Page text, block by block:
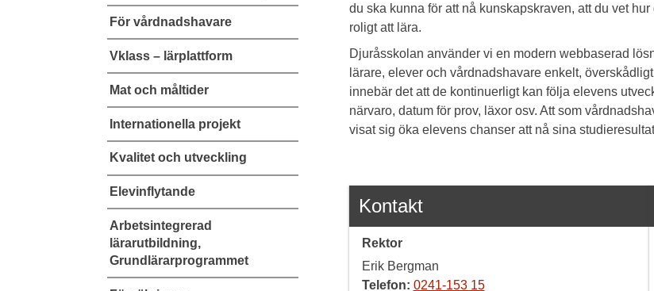
För vårdnadshavare
Vklass – lärplattform
Mat och måltider
Internationella projekt
Kvalitet och utveckling
Elevinflytande
Arbetsintegrerad
lärarutbildning,
Grundlärarprogrammet
du ska kunna för att nå kunskapskraven, att du vet
roligt att lära.
Djuråsskolan använder vi en modern webbaserad
lärare, elever och vårdnadshavare enkelt,
innebär det att de kontinuerligt kan följa elevens
närvaro, datum för prov, läxor osv. Att som
visat sig öka elevens chanser att nå sina
Kontakt
Rektor
Erik Bergman
Telefon: 0241-153 15